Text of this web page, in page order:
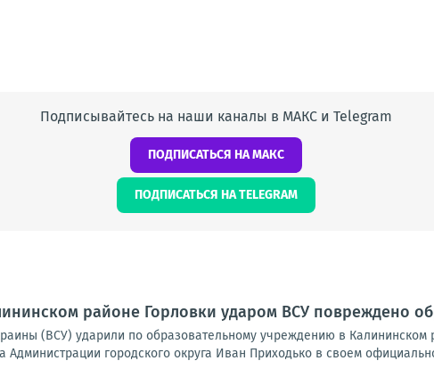
Подписывайтесь на наши каналы в МАКС и Telegram
ПОДПИСАТЬСЯ НА МАКС
ПОДПИСАТЬСЯ НА TELEGRAM
районе Горловки ударом ВСУ повреждено
(ВСУ) ударили по образовательному учреждению в
Администрации городского округа Иван Приходько в своем